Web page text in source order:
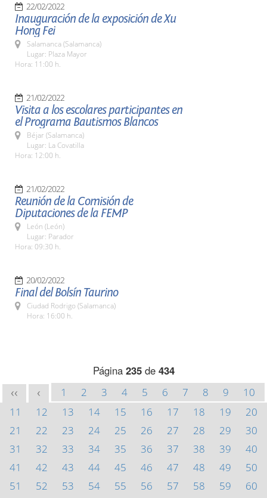
22/02/2022
Inauguración de la exposición de Xu
Hong Fei
Salamanca (Salamanca)
Lugar: Plaza Mayor
Hora: 11:00 h.
21/02/2022
Visita a los escolares participantes en
el Programa Bautismos Blancos
Béjar (Salamanca)
Lugar: La Covatilla
Hora: 12:00 h.
21/02/2022
Reunión de la Comisión de
Diputaciones de la FEMP
León (León)
Lugar: Parador
Hora: 09:30 h.
20/02/2022
Final del Bolsín Taurino
Ciudad Rodrigo (Salamanca)
Hora: 16:00 h.
Página 235de 434
<< < 1 2 3 4 5 6 7 8 9
10
11
12 13 14 15 16 17 18 19
20
21
22 23 24 25 26 27 28 29
30
31
32 33 34 35 36 37 38 39
40
41
42 43 44 45 46 47 48 49
50
51
52 53 54 55 56 57 58 59
60